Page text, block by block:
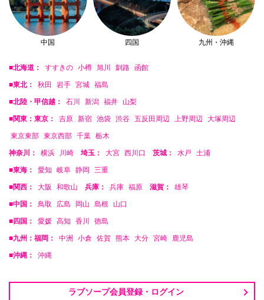
中国 四国 九州・沖縄
■北海道： すすきの 小樽 旭川 釧路 函館
■東北： 秋田 岩手 宮城 福島
■北陸・甲信越： 石川 新潟 福井 山梨
■関東：東京： 吉原 新宿 池袋 渋谷 五反田周辺 上野周辺 大塚周辺
東京東部 東京西部 千葉 栃木
神奈川： 横浜 川崎 埼玉： 大宮 西川口 茨城： 水戸 土浦
■東海： 愛知 岐阜 静岡 三重
■関西： 大阪 和歌山 兵庫： 兵庫 福原 滋賀： 雄琴
■中国： 鳥取 広島 岡山 島根 山口
■四国： 愛媛 高知 香川 徳島
■九州：福岡： 中洲 小倉 佐賀 熊本 大分 宮崎 鹿児島
■沖縄： 沖縄
ラブソープ会員登録・ログイン